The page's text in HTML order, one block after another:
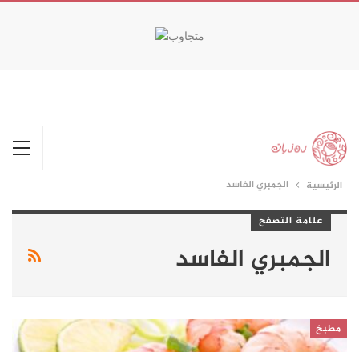
الرئيسية الجمبري الفاسد
علامة التصفح
الجمبري الفاسد
مطبخ